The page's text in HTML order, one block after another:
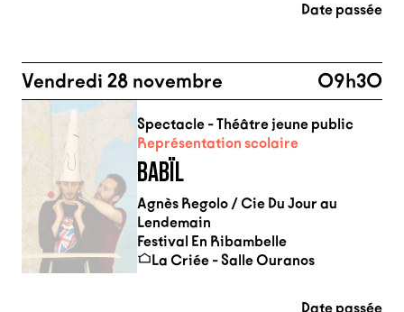
Date passée
Vendredi 28 novembre 09h30
Spectacle - Théâtre jeune public
Représentation scolaire
BABÏL
Agnès Regolo / Cie Du Jour au
Lendemain
Festival En Ribambelle
La Criée - Salle Ouranos
Date passée